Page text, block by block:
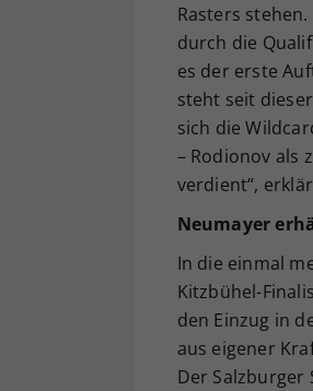
Rasters
durch die
es der erste
steht seit
sich die
– Rodionov als
verdient“,
Neumayer
In die einmal
Kitzbühel-
den Einzug in
aus eigener
Der